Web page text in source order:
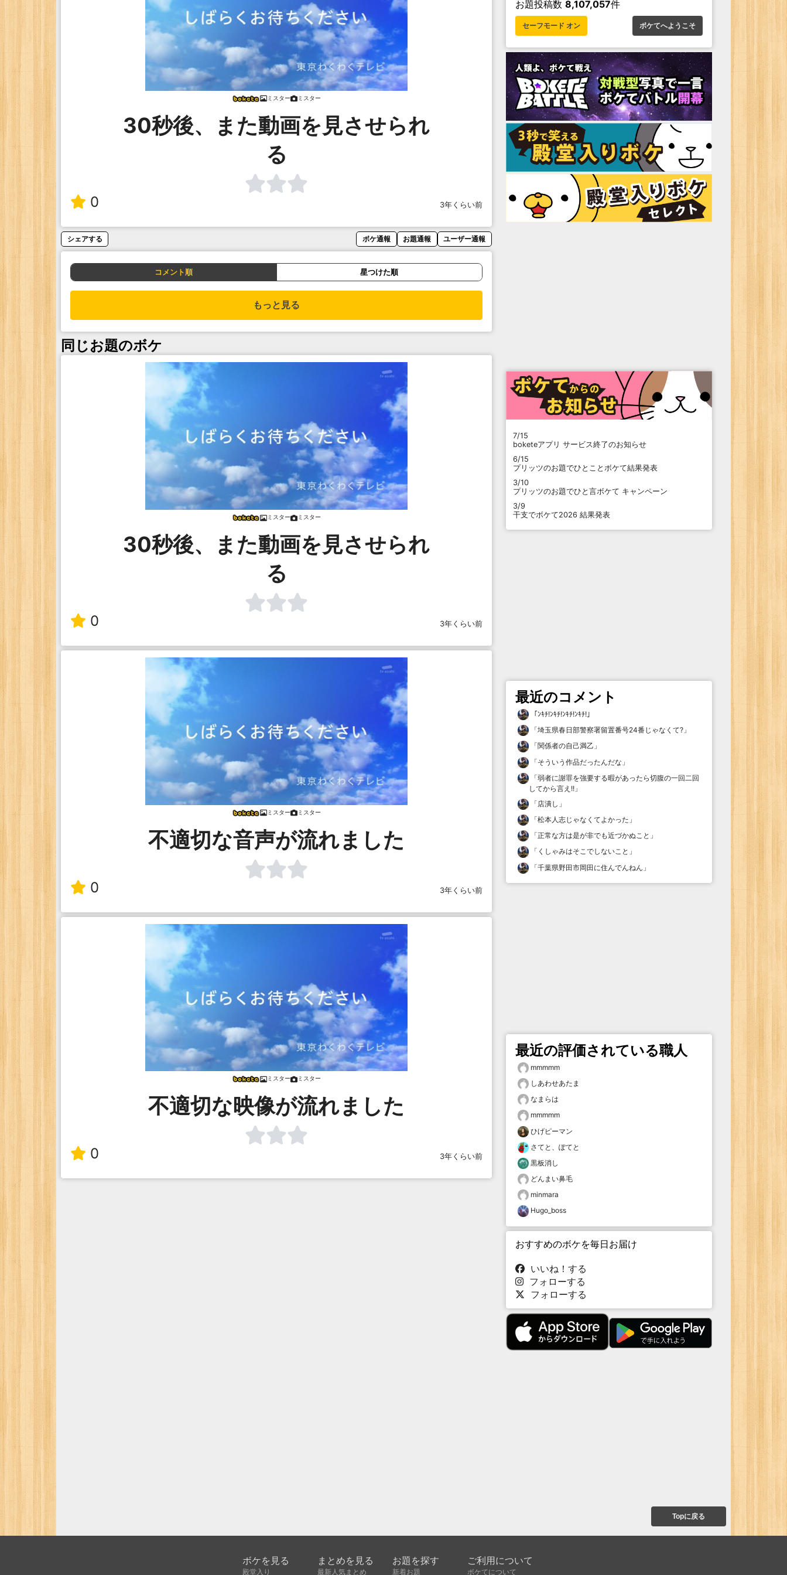
ミスター ミスター
30秒後、また動画を見させられ
る
0 3年くらい前
シェアする ボケ通報 お題通報 ユーザー通報
コメント順 星つけた順
もっと見る
同じお題のボケ
ミスター ミスター
30秒後、また動画を見させられ
る
0 3年くらい前
ミスター ミスター
不適切な音声が流れました
0 3年くらい前
ミスター ミスター
不適切な映像が流れました
0 3年くらい前
お題投稿数 8,107,057件
セーフモード オン ボケてへようこそ
7/15
boketeアプリ サービス終了のお知らせ
6/15
プリッツのお題でひとことボケて結果発表
3/10
プリッツのお題でひと言ボケて キャンペーン
3/9
干支でボケて2026 結果発表
最近のコメント
「ﾝｷﾁ!ﾝｷﾁ!ﾝｷﾁ!ﾝｷﾁ! 」
「埼玉県春日部警察署留置番号24番じゃなくて? 」
「関係者の自己満乙 」
「そういう作品だったんだな 」
「弱者に謝罪を強要する暇があったら切腹の一回二回
してから言え!! 」
「 店潰し 」
「松本人志じゃなくてよかった 」
「正常な方は是が非でも近づかぬこと 」
「 くしゃみはそこでしないこと 」
「千葉県野田市岡田に住んでんねん 」
最近の評価されている職人
mmmmm
しあわせあたま
なまらは
mmmmm
ひげピーマン
さてと、ぽてと
黒板消し
どんまい鼻毛
minmara
Hugo_boss
おすすめのボケを毎日お届け
いいね！する
フォローする
フォローする
Topに戻る
ボケを見る
殿堂入り
まとめを見る
最新人気まとめ
お題を探す
新着お題
ご利用について
ボケてについて